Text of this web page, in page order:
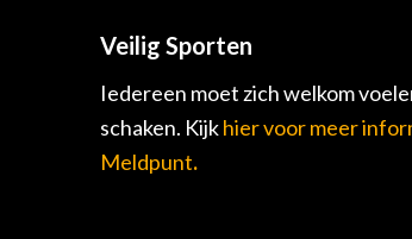
Veilig Sporten
Iedereen moet zich welkom
schaken. Kijkhier voor meer
Meldpunt.